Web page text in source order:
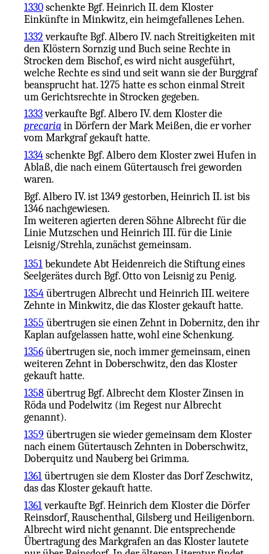
1330 schenkte Bgf. Heinrich II. dem Kloster
Einkünfte in Minkwitz, ein heimgefallenes Lehen.
1332 verkaufte Bgf. Albero IV. nach Streitigkeiten mit
den Klöstern Sornzig und Buch seine Rechte in
Strocken dem Bischof, es wird nicht ausgeführt,
welche Rechte es sind und seit wann sie der Burggraf
beansprucht hat. 1275 hatte es schon einmal Streit
um Gerichtsrechte in Strocken gegeben.
1333verkaufte Bgf. Albero IV. dem Kloster die
precaria in Dörfern der Mark Meißen, die er vorher
vom Markgraf gekauft hatte.
1334 schenkte Bgf. Albero dem Kloster zwei Hufen in
Ablaß, die nach einem Gütertausch frei geworden
waren.
Bgf. Albero IV. ist 1349 gestorben, Heinrich II. ist bis
1346 nachgewiesen.
Im weiteren agierten deren Söhne Albrecht für die
Linie Mutzschen und Heinrich III. für die Linie
Leisnig/Strehla, zunächst gemeinsam.
1351 bekundete Abt Heidenreich die Stiftung eines
Seelgerätes durch Bgf. Otto von Leisnig zu Penig.
1354 übertrugen Albrecht und Heinrich III. weitere
Zehnte in Minkwitz, die das Kloster gekauft hatte.
1355 übertrugen sie einen Zehnt in Dobernitz, den ihr
Kaplan aufgelassen hatte, wohl eine Schenkung.
1356 übertrugen sie, noch immer gemeinsam, einen
weiteren Zehnt in Doberschwitz, den das Kloster
gekauft hatte.
1358 übertrug Bgf. Albrecht dem Kloster Zinsen in
Röda und Podelwitz (im Regest nur Albrecht
genannt).
1359 übertrugen sie wieder gemeinsam dem Kloster
nach einem Gütertausch Zehnten in Doberschwitz,
Doberquitz und Nauberg bei Grimma.
1361 übertrugen sie dem Kloster das Dorf Zeschwitz,
das das Kloster gekauft hatte.
1361 verkaufte Bgf. Heinrich dem Kloster die Dörfer
Reinsdorf, Rauschenthal, Gilsberg und Heiligenborn.
Albrecht wird nicht genannt. Die entsprechende
Übertragung des Markgrafen an das Kloster lautete